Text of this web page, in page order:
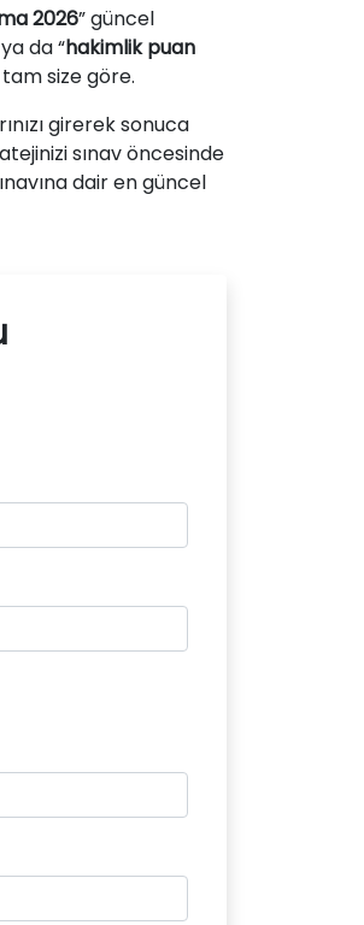
2026” güncel
da “hakimlik puan
size göre.
girerek sonuca
sınav öncesinde
dair en güncel